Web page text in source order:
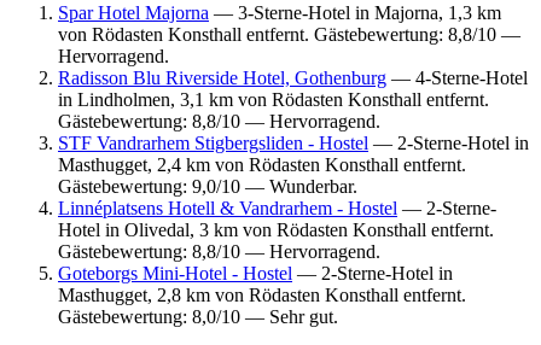
Spar Hotel Majorna — 3-Sterne-Hotel in Majorna, 1,3 km
von Rödasten Konsthall entfernt. Gästebewertung: 8,8/10 —
Hervorragend.
Radisson Blu Riverside Hotel, Gothenburg — 4-Sterne-Hotel
in Lindholmen, 3,1 km von Rödasten Konsthall entfernt.
Gästebewertung: 8,8/10 — Hervorragend.
STF Vandrarhem Stigbergsliden - Hostel — 2-Sterne-Hotel in
Masthugget, 2,4 km von Rödasten Konsthall entfernt.
Gästebewertung: 9,0/10 — Wunderbar.
Linnéplatsens Hotell & Vandrarhem - Hostel — 2-Sterne-
Hotel in Olivedal, 3 km von Rödasten Konsthall entfernt.
Gästebewertung: 8,8/10 — Hervorragend.
Goteborgs Mini-Hotel - Hostel — 2-Sterne-Hotel in
Masthugget, 2,8 km von Rödasten Konsthall entfernt.
Gästebewertung: 8,0/10 — Sehr gut.